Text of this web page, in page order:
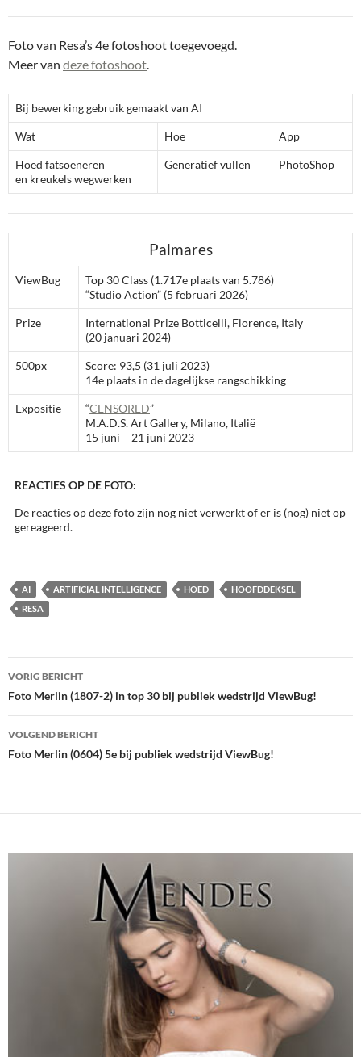
Foto van Resa’s 4e fotoshoot toegevoegd.
Meer van deze fotoshoot.
Bij bewerking gebruik gemaakt van AI
Wat Hoe App
Hoed fatsoeneren
en kreukels wegwerken
Generatief vullen PhotoShop
Palmares
ViewBug
Top 30 Class (1.717e plaats van 5.786)
“Studio Action” (5 februari 2026)
Prize
International Prize Botticelli, Florence, Italy
(20 januari 2024)
500px
Score: 93,5 (31 juli 2023)
14e plaats in de dagelijkse rangschikking
Expositie “CENSORED”
M.A.D.S. Art Gallery, Milano, Italië
15 juni – 21 juni 2023
REACTIES OP DE FOTO:
De reacties op deze foto zijn nog niet verwerkt of er is (nog) niet op
gereageerd.
AI ARTIFICIAL INTELLIGENCE HOED
HOOFDDEKSEL
RESA
Bericht
navigatie
VORIG BERICHT
Foto Merlin (1807-2) in top 30 bij publiek wedstrijd ViewBug!
VOLGEND BERICHT
Foto Merlin (0604) 5e bij publiek wedstrijd ViewBug!